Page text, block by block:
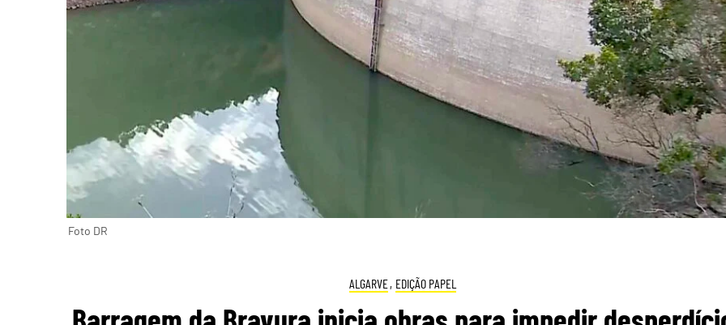
Foto DR
ALGARVE, EDIÇÃO PAPEL